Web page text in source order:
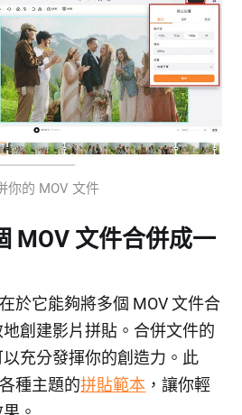
你的 MOV 文件
MOV 文件合併成一
於它能夠將多個 MOV 文件合
創建影片拼貼。合併文件的
充分發揮你的創造力。此
種主題的拼貼範本 ，讓你輕